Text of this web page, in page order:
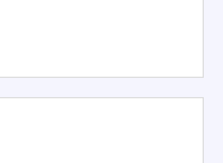
financier-ière et